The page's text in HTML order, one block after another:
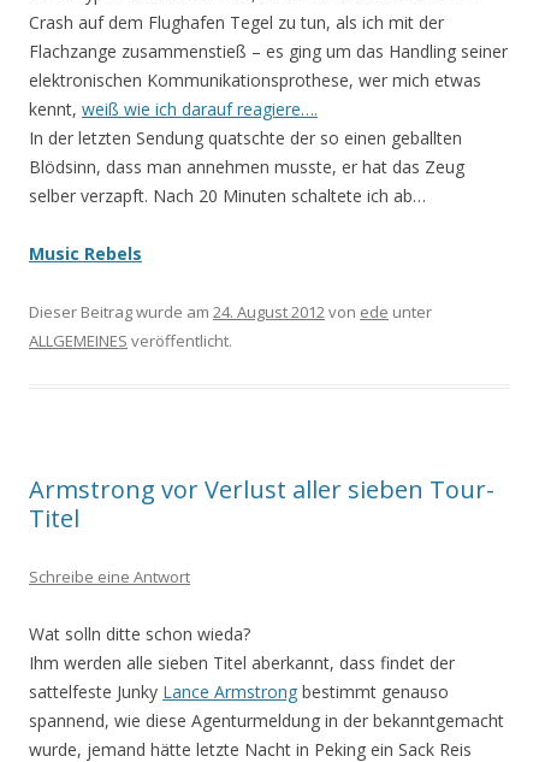
Crash auf dem Flughafen Tegel zu tun, als ich mit der
Flachzange zusammenstieß – es ging um das Handling seiner
elektronischen Kommunikationsprothese, wer mich etwas
kennt, weiß wie ich darauf reagiere….
In der letzten Sendung quatschte der so einen geballten
Blödsinn, dass man annehmen musste, er hat das Zeug
selber verzapft. Nach 20 Minuten schaltete ich ab…
Music Rebels
Dieser Beitrag wurde am 24. August 2012von ede unter
ALLGEMEINES veröffentlicht.
Armstrong vor Verlust aller sieben Tour-
Titel
Schreibe eine Antwort
Wat solln ditte schon wieda?
Ihm werden alle sieben Titel aberkannt, dass findet der
sattelfeste Junky Lance Armstrong bestimmt genauso
spannend, wie diese Agenturmeldung in der bekanntgemacht
wurde, jemand hätte letzte Nacht in Peking ein Sack Reis